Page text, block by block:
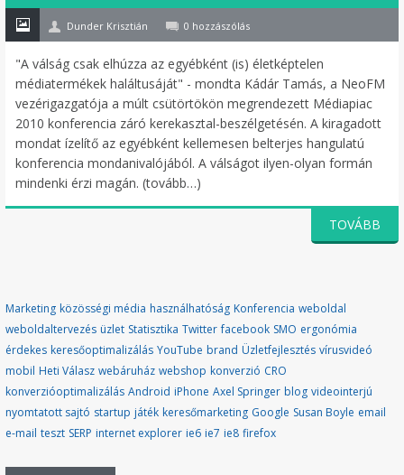
Dunder Krisztián 0 hozzászólás
"A válság csak elhúzza az egyébként (is) életképtelen
médiatermékek haláltusáját" - mondta Kádár Tamás, a NeoFM
vezérigazgatója a múlt csütörtökön megrendezett Médiapiac
2010 konferencia záró kerekasztal-beszélgetésén. A kiragadott
mondat ízelítő az egyébként kellemesen belterjes hangulatú
konferencia mondanivalójából. A válságot ilyen-olyan formán
mindenki érzi magán. (tovább…)
TOVÁBB
Marketing közösségi média használhatóság Konferencia weboldal
weboldaltervezés üzlet Statisztika Twitter facebook SMO ergonómia
érdekes keresőoptimalizálás YouTube brand Üzletfejlesztés vírusvideó
mobil Heti Válasz webáruház webshop konverzió CRO
konverzióoptimalizálás Android iPhone Axel Springer blog videointerjú
nyomtatott sajtó startup játék keresőmarketing Google Susan Boyle email
e-mail teszt SERP internet explorer ie6 ie7 ie8 firefox